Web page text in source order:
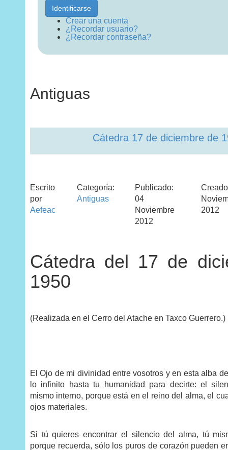
Identificarse
Crear una cuenta
¿Recordar usuario?
¿Recordar contraseña?
Antiguas
Cátedra 17 de diciembre de
Escrito
por
Aefeac
Categoría:
Antiguas
Publicado:
04
Noviembre
2012
2012
Cátedra del 17 de
1950
(Realizada en el Cerro del Atache en Taxco Guerrero.)
El Ojo de mi divinidad entre vosotros y en esta alba
lo infinito hasta tu humanidad para decirte: el
mismo interno, porque está en el reino del alma, el
ojos materiales.
Si tú quieres encontrar el silencio del alma, tú
porque recuerda, sólo los puros de corazón pueden